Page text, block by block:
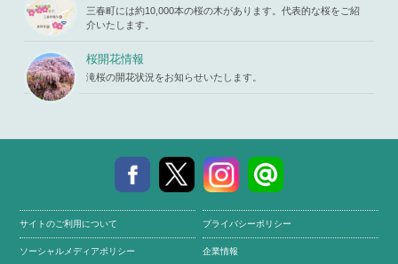
三春町には約10,000本の桜の木があります。代表的な桜をご紹
介いたします。
桜開花情報
滝桜の開花状況をお知らせいたします。
サイトのご利用について プライバシーポリシー
ソーシャルメディアポリシー 企業情報